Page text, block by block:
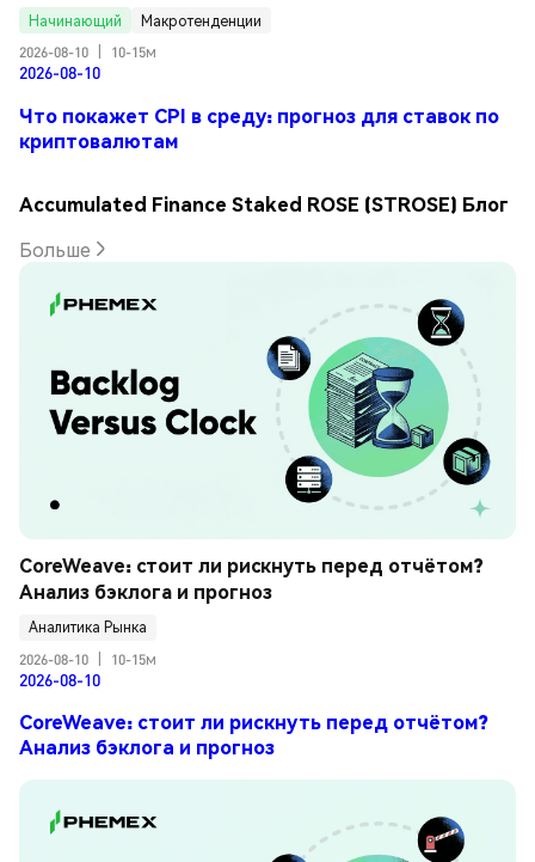
Начинающий
Макротенденции
2026-08-10
10-15м
2026-08-10
Что покажет CPI в среду: прогноз для ставок по
криптовалютам
Accumulated Finance Staked ROSE (STROSE) Блог
Больше
CoreWeave: стоит ли рискнуть перед отчётом?
Анализ бэклога и прогноз
Аналитика Рынка
2026-08-10
10-15м
2026-08-10
CoreWeave: стоит ли рискнуть перед отчётом?
Анализ бэклога и прогноз